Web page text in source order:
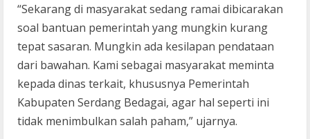
“Sekarang di masyarakat sedang ramai dibicarakan
soal bantuan pemerintah yang mungkin kurang
tepat sasaran. Mungkin ada kesilapan pendataan
dari bawahan. Kami sebagai masyarakat meminta
kepada dinas terkait, khususnya Pemerintah
Kabupaten Serdang Bedagai, agar hal seperti ini
tidak menimbulkan salah paham,” ujarnya.